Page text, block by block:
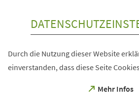
Durch die Nutzung dieser Website
einverstanden, dass diese Seite
Mehr Infos
(Öffnet